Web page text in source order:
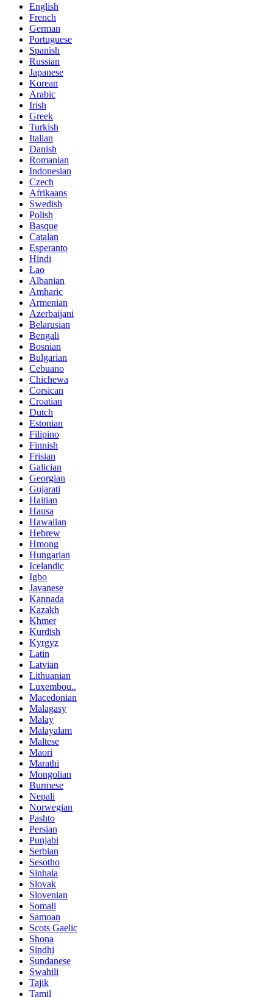
English
French
German
Portuguese
Spanish
Russian
Japanese
Korean
Arabic
Irish
Greek
Turkish
Italian
Danish
Romanian
Indonesian
Czech
Afrikaans
Swedish
Polish
Basque
Catalan
Esperanto
Hindi
Lao
Albanian
Amharic
Armenian
Azerbaijani
Belarusian
Bengali
Bosnian
Bulgarian
Cebuano
Chichewa
Corsican
Croatian
Dutch
Estonian
Filipino
Finnish
Frisian
Galician
Georgian
Gujarati
Haitian
Hausa
Hawaiian
Hebrew
Hmong
Hungarian
Icelandic
Igbo
Javanese
Kannada
Kazakh
Khmer
Kurdish
Kyrgyz
Latin
Latvian
Lithuanian
Luxembou..
Macedonian
Malagasy
Malay
Malayalam
Maltese
Maori
Marathi
Mongolian
Burmese
Nepali
Norwegian
Pashto
Persian
Punjabi
Serbian
Sesotho
Sinhala
Slovak
Slovenian
Somali
Samoan
Scots Gaelic
Shona
Sindhi
Sundanese
Swahili
Tajik
Tamil